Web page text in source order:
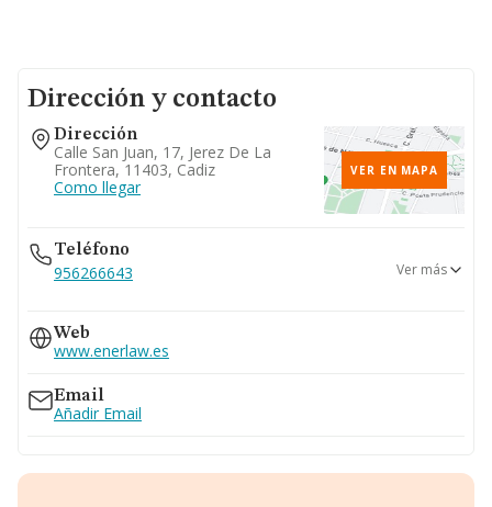
Dirección y contacto
Dirección
Calle San Juan, 17, Jerez De La
Frontera, 11403, Cadiz
Como llegar
VER EN MAPA
Teléfono
956266643
629...
Ver teléfono 629...
956905722
Ver más
Web
www.enerlaw.es
Email
Añadir Email